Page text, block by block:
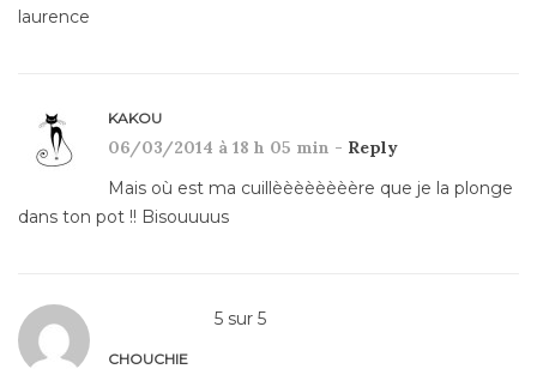
laurence
KAKOU
06/03/2014 à 18 h 05 min - Reply
Mais où est ma cuillèèèèèèèère que je la plonge
dans ton pot !! Bisouuuus
5 sur 5
CHOUCHIE